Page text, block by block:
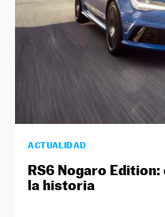
ACTUALIDAD
RS6 Nogaro
la historia